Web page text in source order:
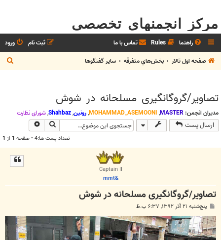
مرکز انجمنهای تخصصی
راهنما Rules تماس با ما ورود
ثبت نام
صفحه اول تالار
بخش‌‌هاي متفرقه ساير گفتگوها
س
تصاویر/گروگانگیری مسلحانه در شوش
مدیران انجمن: MASTER
,
MOHAMMAD_ASEMOONI
,رونین,
Shahbaz
,شوراي نظارت
ارسال پست جستجو
تعداد پست ها:4 • صفحه 1 از 1
Captain II
&mmt
تصاویر/گروگانگیری مسلحانه در شوش
س
ت
پنج‌شنبه ۲۱ آذر ۱۳۹۲, ۶:۳۷ ب.ظ